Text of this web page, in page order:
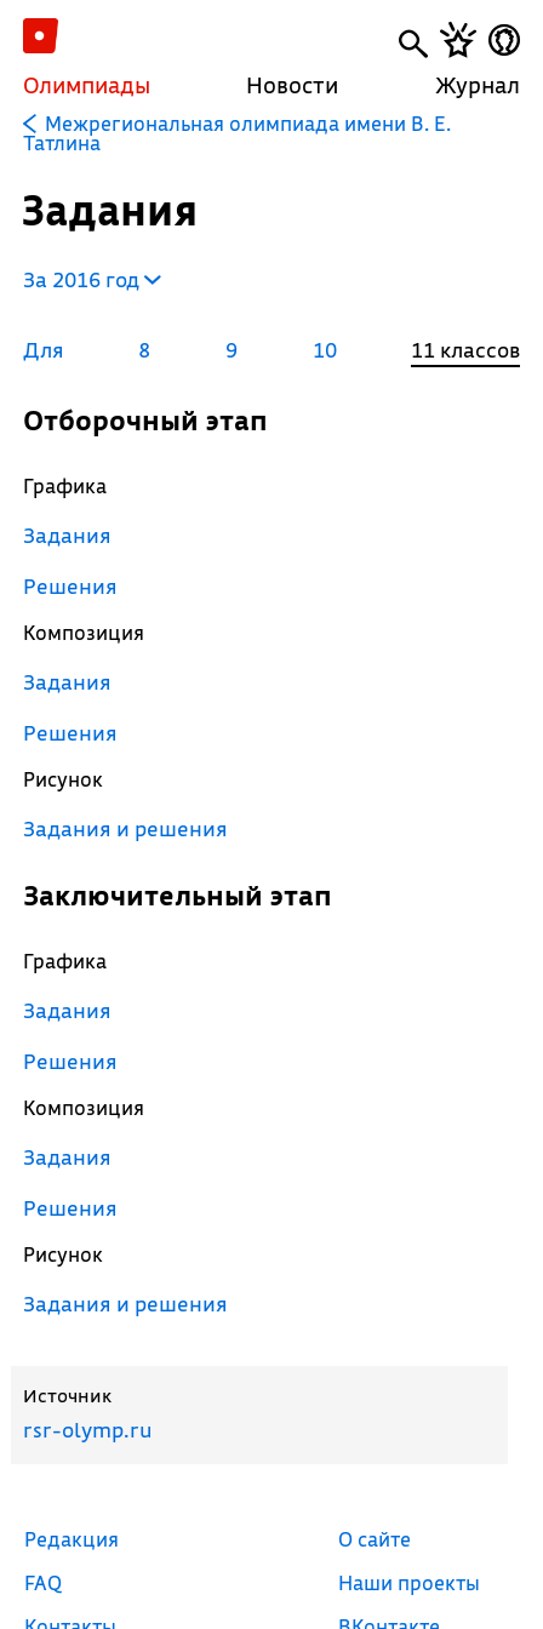
Олимпиады Новости Журнал
Межрегиональная олимпиада имени В. Е.
Татлина
Задания
За 2016 год
Для 8 9 10 11 классов
Отборочный этап
Графика
Задания
Решения
Композиция
Задания
Решения
Рисунок
Задания и решения
Заключительный этап
Графика
Задания
Решения
Композиция
Задания
Решения
Рисунок
Задания и решения
Источник
rsr-olymp.ru
Редакция
FAQ
О сайте
Наши проекты